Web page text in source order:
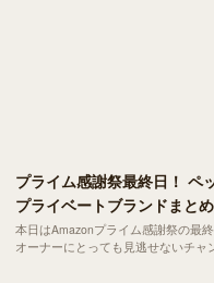
プライム感謝祭最終日！ ペ
プライベートブランドまとめ
本日はAmazonプライム感謝祭の最終日。 一年に一度のこのビッグセールは
オーナーにとっても見逃せないチャ